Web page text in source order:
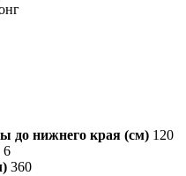
до нижнего края (см) 120
6
360